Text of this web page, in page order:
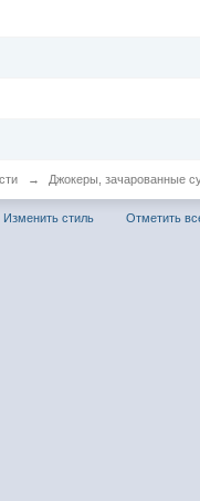
→ Джокеры, зачарованные
Изменить стиль Отметить